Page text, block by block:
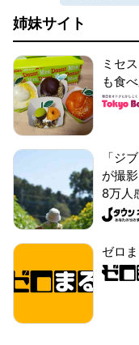
姉妹サイト
ミセ
も食
「ジ
が撮
8万人
ゼロ